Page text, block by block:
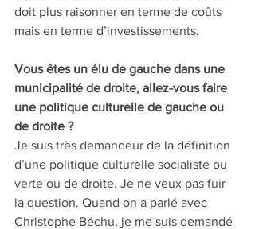
doit plus raisonner en terme de coûts
mais en terme d’investissements.
Vous êtes un élu de gauche dans une
municipalité de droite, allez-vous faire
une politique culturelle de gauche ou
de droite ?
Je suis très demandeur de la définition
d’une politique culturelle socialiste ou
verte ou de droite. Je ne veux pas fuir
la question. Quand on a parlé avec
Christophe Béchu, je me suis demandé